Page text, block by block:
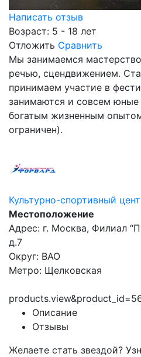
Написать отзыв
Возраст: 5 - 18 лет
Отложить Сравнить
Мы занимаемся
речью, сцендвижением.
принимаем участие в
занимаются и совсем
богатым жизненным
ограничен).
Культурно-спортивный
Местоположение
Адрес: г. Москва, Филиал
д.7
Округ: ВАО
Метро: Щелковская
Описание
Отзывы
Желаете стать звездой?